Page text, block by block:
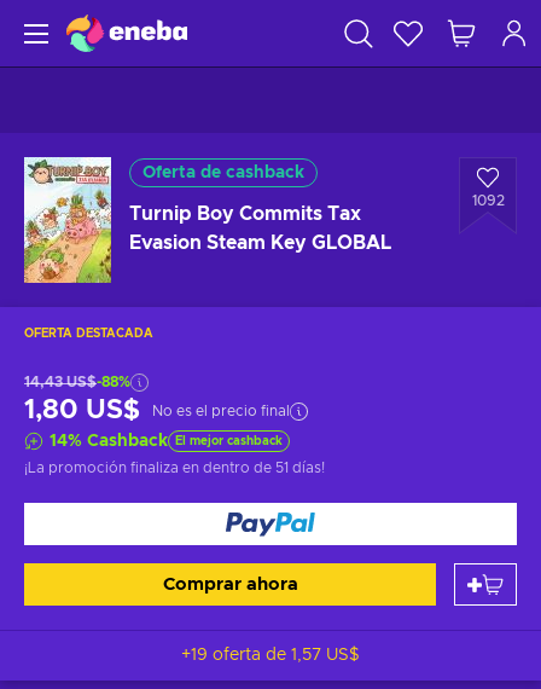
Oferta de cashback
Turnip Boy Commits Tax
Evasion Steam Key GLOBAL
1092
OFERTA DESTACADA
14,43 US$-88%
1,80 US$ No es el precio final
14% Cashback El mejor cashback
¡La promoción finaliza en dentro de 51 días!
Comprar ahora
+19 oferta de 1,57 US$